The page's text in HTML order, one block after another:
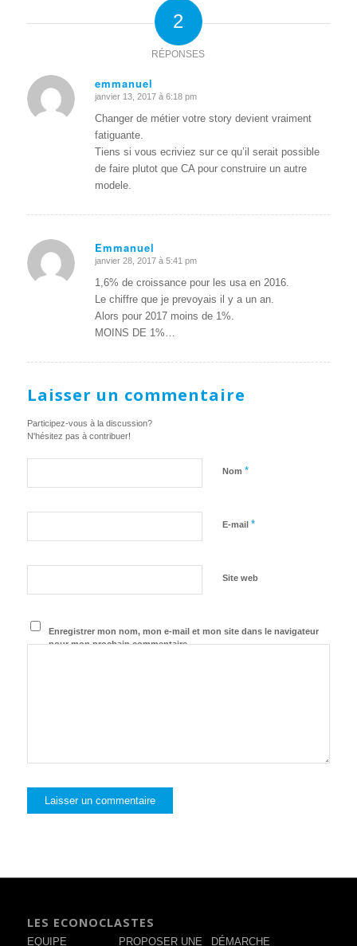
2
RÉPONSES
emmanuel
dit
:
janvier 13, 2017 à 6:18 pm
Changer de métier votre story devient vraiment
fatiguante.
Tiens si vous ecriviez sur ce qu’il serait possible
de faire plutot que CA pour construire un autre
modele.
Emmanuel
dit
:
janvier 28, 2017 à 5:41 pm
1,6% de croissance pour les usa en 2016.
Le chiffre que je prevoyais il y a un an.
Alors pour 2017 moins de 1%.
MOINS DE 1%…
Laisser un commentaire
Participez-vous à la discussion?
N'hésitez pas à contribuer!
Nom *
E-mail *
Site web
Enregistrer mon nom, mon e-mail et mon site dans le navigateur
pour mon prochain commentaire.
LES ECONOCLASTES
EQUIPE PROPOSER UNE DÉMARCHE